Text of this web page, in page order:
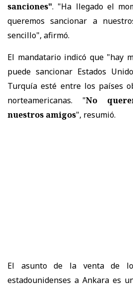
sanciones". "Ha llegado el
queremos sancionar a
sencillo", afirmó.
El mandatario indicó que "hay
puede sancionar Estados
Turquía esté entre los países
norteamericanas. "No
nuestros amigos", resumió.
El asunto de la venta de
estadounidenses a Ankara es